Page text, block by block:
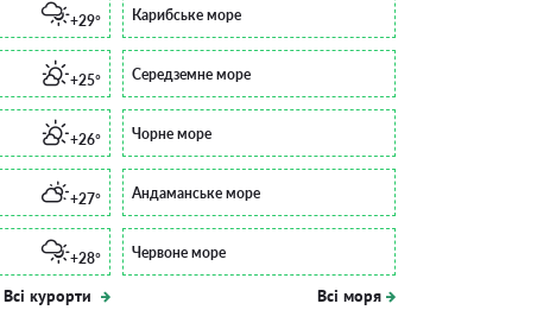
+29°
+25°
+26°
+27°
+28°
Всі курорти
Карибське море
Середземне море
Чорне море
Андаманське море
Червоне море
Всі моря